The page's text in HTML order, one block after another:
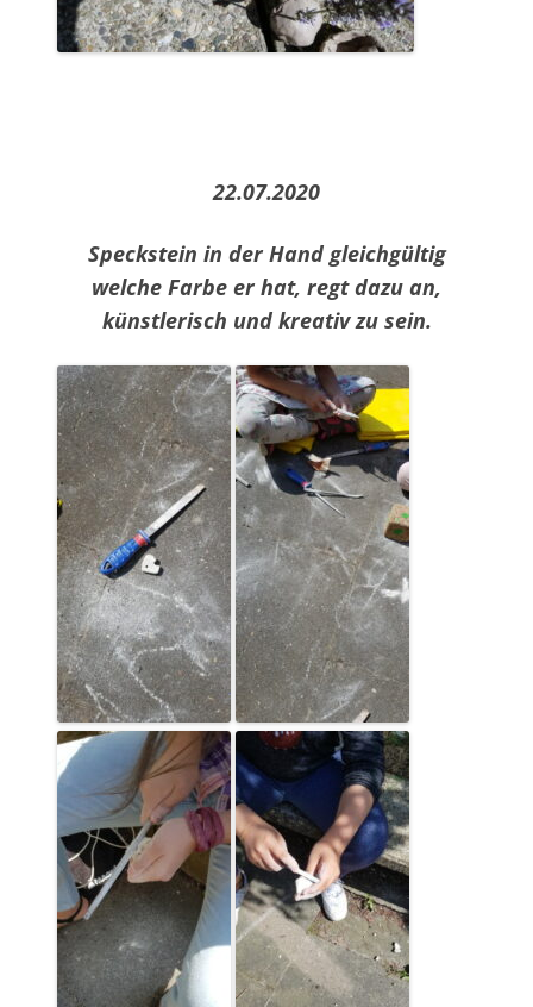
22.07.2020
Speckstein in der Hand gleichgültig
welche Farbe er hat, regt dazu an,
künstlerisch und kreativ zu sein.